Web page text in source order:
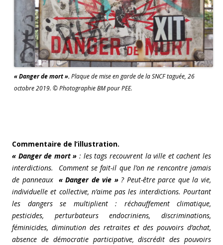
« Danger de mort ».Plaque de mise en garde de la SNCF taguée, 26
octobre 2019. © Photographie BM pour PEE.
Commentaire de l’illustration.
« Danger de mort » : les tags recouvrent la ville et cachent les
interdictions. Comment se fait-il que l’on ne rencontre jamais
de panneaux « Danger de vie »? Peut-être parce que la vie,
individuelle et collective, n’aime pas les interdictions. Pourtant
les dangers se multiplient : réchauffement climatique,
pesticides, perturbateurs endocriniens, discriminations,
féminicides, diminution des retraites et des pouvoirs d’achat,
absence de démocratie participative, discrédit des pouvoirs